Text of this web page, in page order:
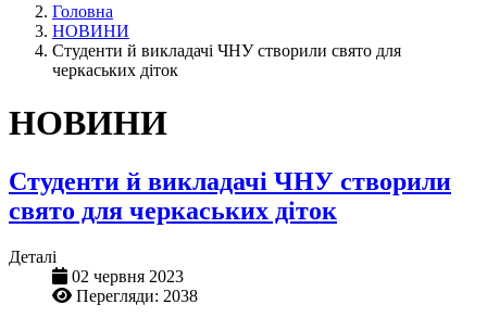
Головна
НОВИНИ
Студенти й викладачі ЧНУ створили свято для
черкаських діток
НОВИНИ
Студенти й викладачі ЧНУ створили
свято для черкаських діток
Деталі
02 червня 2023
Перегляди: 2038